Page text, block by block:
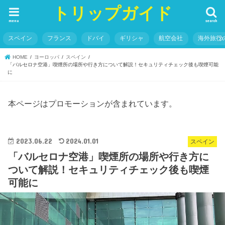
トリップガイド search
menu
スペイン フランス ドバイ ギリシャ 航空会社 海外旅行
HOME ヨーロッパ
スペイン
「バルセロナ空港」喫煙所の場所や行き方について解説！セキュリティチェック後も喫煙可能
に
本ページはプロモーションが含まれています。
スペイン
2023.06.22 2024.01.01
「バルセロナ空港」喫煙所の場所や行き方に
ついて解説！セキュリティチェック後も喫煙
可能に